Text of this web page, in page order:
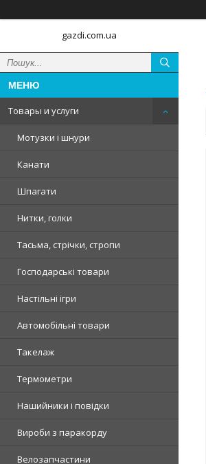
gazdi.com.ua
Товары и услуги
Мотузки і шнури
Канати
Шпагати
Нитки, голки
Тасьма, стрічки, стропи
Господарські товари
Настільні ігри
Автомобільні товари
Такелаж
Термометри
Нашийники і повідки
Вироби з паракорду
Велозапчастини